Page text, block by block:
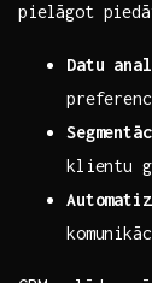
pielāgot
Datu
klientu